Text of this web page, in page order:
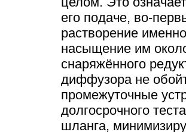
его подаче, во-
растворение
насыщение им
снаряжённого
диффузора не
промежуточные
долгосрочного
шланга,